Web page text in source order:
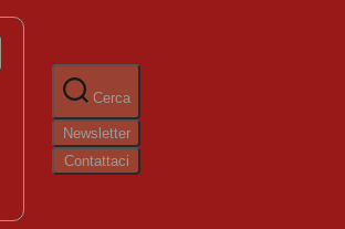
Cerca
Newsletter
Contattaci